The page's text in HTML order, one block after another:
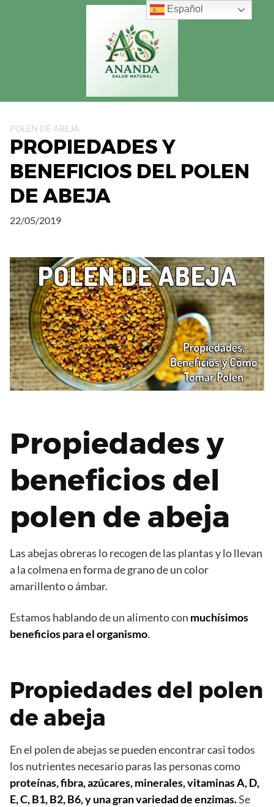
POLEN DE ABEJA
PROPIEDADES Y
BENEFICIOS DEL POLEN
DE ABEJA
22/05/2019
Propiedades y
beneficios del
polen de abeja
Las abejas obreras lo recogen de las plantas y lo llevan
a la colmena en forma de grano de un color
amarillento o ámbar.
Estamos hablando de un alimento con muchísimos
beneficios para el organismo.
Propiedades del polen
de abeja
En el polen de abejas se pueden encontrar casi todos
los nutrientes necesario paras las personas como
proteínas, fibra, azúcares, minerales, vitaminas A, D,
E, C, B1, B2, B6, y una gran variedad de enzimas.Se
Español